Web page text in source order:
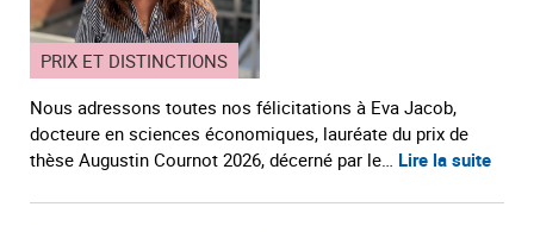
PRIX ET DISTINCTIONS
Nous adressons toutes nos félicitations à Eva Jacob,
docteure en sciences économiques, lauréate du prix de
thèse Augustin Cournot 2026, décerné par le… Lire la suite